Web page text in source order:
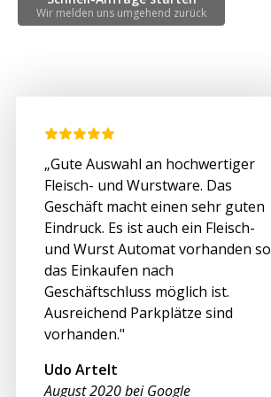
Wir melden uns umgehend zurück
„Gute Auswahl an hochwertiger
Fleisch- und Wurstware. Das
Geschäft macht einen sehr guten
Eindruck. Es ist auch ein Fleisch-
und Wurst Automat vorhanden so
das Einkaufen nach
Geschäftschluss möglich ist.
Ausreichend Parkplätze sind
vorhanden."
Udo Artelt
August 2020 bei Google